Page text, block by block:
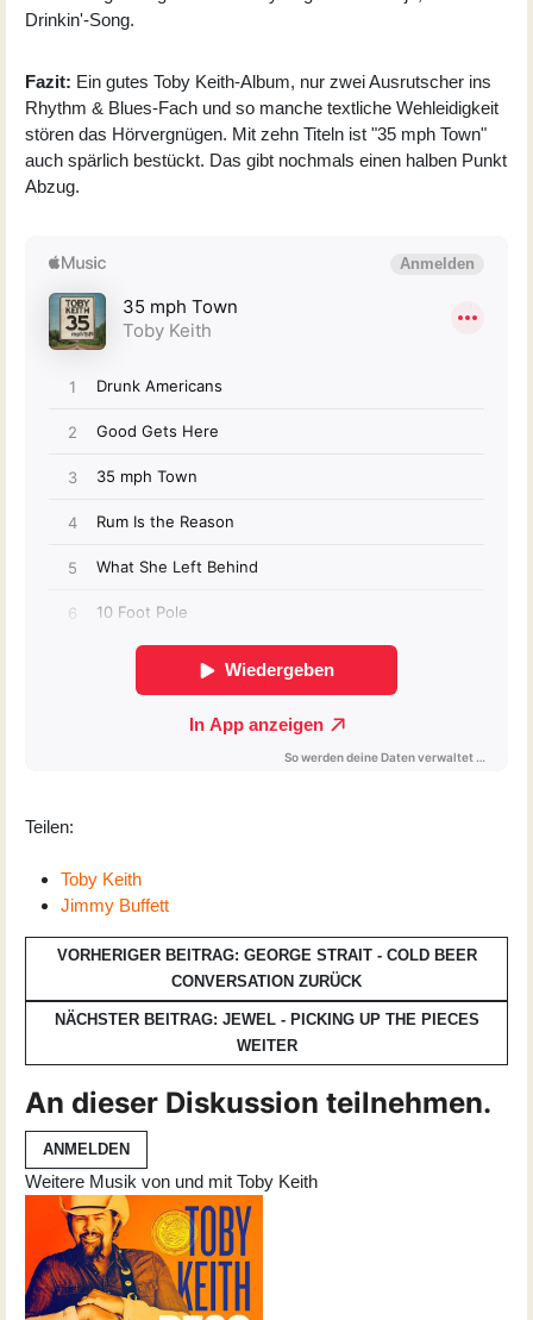
Drinkin'-Song.
Fazit: Ein gutes Toby Keith-Album, nur zwei Ausrutscher ins
Rhythm & Blues-Fach und so manche textliche Wehleidigkeit
stören das Hörvergnügen. Mit zehn Titeln ist "35 mph Town"
auch spärlich bestückt. Das gibt nochmals einen halben Punkt
Abzug.
Teilen:
Toby Keith
Jimmy Buffett
VORHERIGER BEITRAG: GEORGE STRAIT - COLD BEER
CONVERSATION ZURÜCK
NÄCHSTER BEITRAG: JEWEL - PICKING UP THE PIECES
WEITER
An dieser Diskussion teilnehmen.
ANMELDEN
Weitere Musik von und mit Toby Keith